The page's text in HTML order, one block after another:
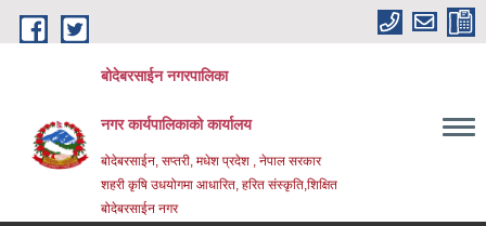
Skip to main content
बोदेबरसाईन नगरपालिका
नगर कार्यपालिकाको कार्यालय
बोदेबरसाईन, सप्तरी, मधेश प्रदेश , नेपाल सरकार
शहरी कृषि उधयोगमा आधारित, हरित संस्कृति,शिक्षित
बोदेबरसाईन नगर